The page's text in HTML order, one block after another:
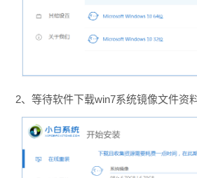
2、等待软件下载win7系统镜像文件资